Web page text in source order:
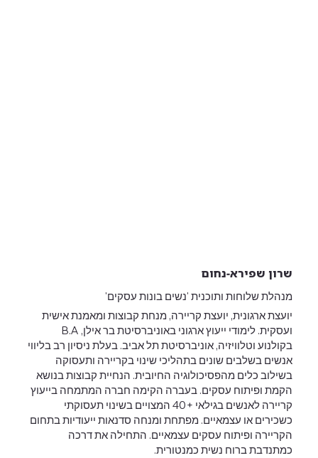
שרון שפירא-נחום
מנהלת שלוחות ותוכנית 'נשים בונות עסקים'
יועצת ארגונית, יועצת קריירה, מנחת קבוצות ומאמנת אישית
ועסקית. לימודי ייעוץ ארגוני באוניברסיטת בר אילן, B.A
בקולנוע וטלוויזיה, אוניברסיטת תל אביב. בעלת ניסיון רב בליווי
אנשים בשלבים שונים בתהליכי שינוי בקריירה ותעסוקה
בשילוב כלים מהפסיכולוגיה החיובית. הנחיית קבוצות בנושא
הקמת ופיתוח עסקים. בעברה הקימה חברה המתמחה בייעוץ
קריירה לאנשים בגילאי +40 המצויים בשינוי תעסוקתי
כשכירים או עצמאיים. מפתחת ומנחה סדנאות ייעודיות בתחום
הקריירה ופיתוח עסקים עצמאיים. התחילה את דרכה
כמתנדבת ברוח נשית כמנטורית.